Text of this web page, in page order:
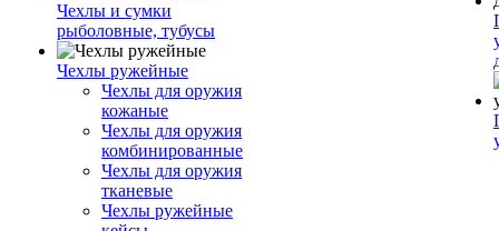
Чехлы и сумки
рыболовные, тубусы
Чехлы ружейные
Чехлы для оружия
кожаные
Чехлы для оружия
комбинированные
Чехлы для оружия
тканевые
Чехлы ружейные